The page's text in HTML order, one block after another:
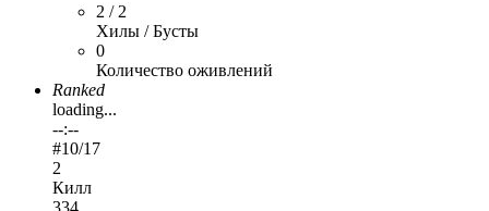
2 / 2
Хилы / Бусты
0
Количество оживлений
Ranked
loading...
--:--
#10/17
2
Килл
334